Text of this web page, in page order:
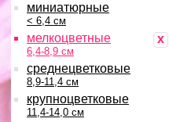
миниатюрные
< 6,4 см
x
мелкоцветные
6,4-8,9 см
среднецветковые
8,9-11,4 см
крупноцветковые
11,4-14,0 см